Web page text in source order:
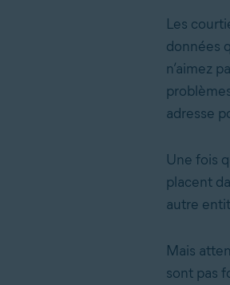
Les
données
n’aimez
adresse
Une fois
placent
autre
Mais
sont pas